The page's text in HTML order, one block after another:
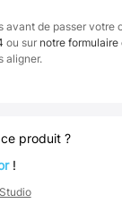
de passer votre
ou sur notre
aligner.
ce produit ?
!